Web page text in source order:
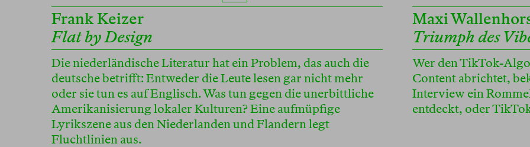
Frank Keizer
Flat by Design
Die niederländische Literatur hat ein Problem, das auch die
deutsche betrifft: Entweder die Leute lesen gar nicht mehr
oder sie tun es auf Englisch. Was tun gegen die unerbittliche
Amerikanisierung lokaler Kulturen? Eine aufmüpfige
Lyrikszene aus den Niederlanden und Flandern legt
Fluchtlinien aus.
Maxi
Triumph des
Wer den TikTok-
Content abrichtet,
Interview ein
entdeckt, oder